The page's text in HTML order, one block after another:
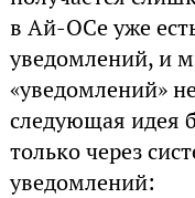
в Ай-ОСе уже
уведомлений, и
«уведомлений»
следующая идея
только через
уведомлений: